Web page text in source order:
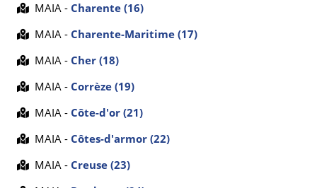
MAIA - Charente (16)
MAIA - Charente-Maritime (17)
MAIA - Cher (18)
MAIA - Corrèze (19)
MAIA - Côte-d'or (21)
MAIA - Côtes-d'armor (22)
MAIA - Creuse (23)